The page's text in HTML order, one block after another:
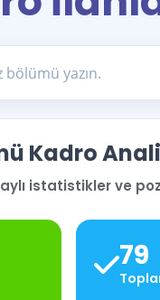
Kadro
istatistikler ve
79